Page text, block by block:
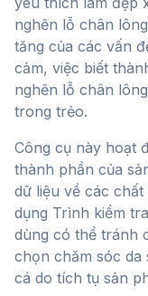
nghẽn lỗ chân
tăng của các vấn
cảm, việc biết
nghẽn lỗ chân
trong trẻo.
Công cụ này hoạt
thành phần của
dữ liệu về các
dụng Trình kiểm
dùng có thể tránh
chọn chăm sóc da
cá do tích tụ sản